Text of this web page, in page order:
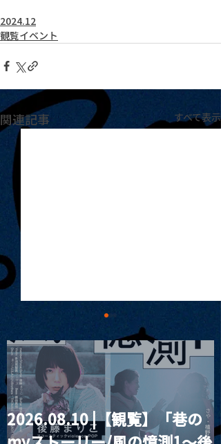
2024.12
観覧イベント
関連記事 すべて表示
MoonRomantic
2026.08.10 |【観覧】「巷の